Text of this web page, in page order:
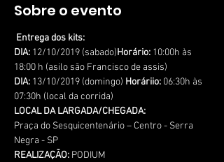
Sobre o evento
Entrega dos kits:
DIA: 12/10/2019 (sabado)Horário: 10:00h às
18:00 h (asilo são Francisco de assis)
DIA: 13/10/2019 (domingo) Horáriio: 06:30h às
07:30h (local da corrida)
LOCAL DA LARGADA/CHEGADA:
Praça do Sesquicentenário – Centro - Serra
Negra - SP
REALIZAÇÃO: PODIUM